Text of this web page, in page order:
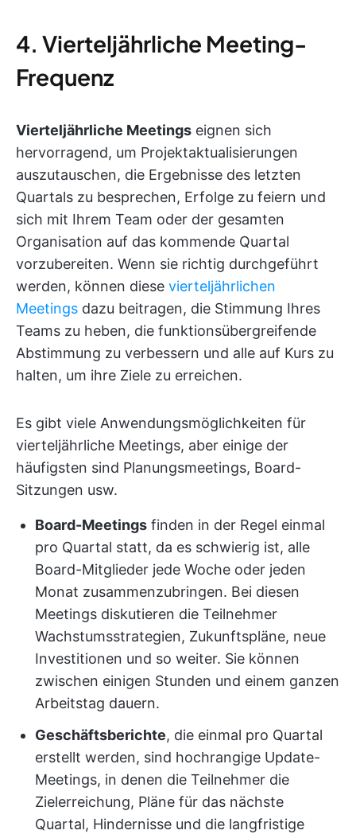
4. Vierteljährliche Meeting-
Frequenz
Vierteljährliche Meetings eignen sich
hervorragend, um Projektaktualisierungen
auszutauschen, die Ergebnisse des letzten
Quartals zu besprechen, Erfolge zu feiern und
sich mit Ihrem Team oder der gesamten
Organisation auf das kommende Quartal
vorzubereiten. Wenn sie richtig durchgeführt
werden, können diese vierteljährlichen
Meetings dazu beitragen, die Stimmung Ihres
Teams zu heben, die funktionsübergreifende
Abstimmung zu verbessern und alle auf Kurs zu
halten, um ihre Ziele zu erreichen.
Es gibt viele Anwendungsmöglichkeiten für
vierteljährliche Meetings, aber einige der
häufigsten sind Planungsmeetings, Board-
Sitzungen usw.
Board-Meetings finden in der Regel einmal
pro Quartal statt, da es schwierig ist, alle
Board-Mitglieder jede Woche oder jeden
Monat zusammenzubringen. Bei diesen
Meetings diskutieren die Teilnehmer
Wachstumsstrategien, Zukunftspläne, neue
Investitionen und so weiter. Sie können
zwischen einigen Stunden und einem ganzen
Arbeitstag dauern.
Geschäftsberichte, die einmal pro Quartal
erstellt werden, sind hochrangige Update-
Meetings, in denen die Teilnehmer die
Zielerreichung, Pläne für das nächste
Quartal, Hindernisse und die langfristige